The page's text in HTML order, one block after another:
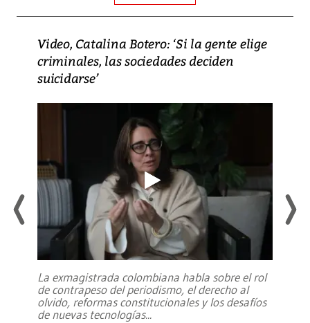
Video, Catalina Botero: ‘Si la gente elige
criminales, las sociedades deciden
suicidarse’
La exmagistrada colombiana habla sobre el rol
de contrapeso del periodismo, el derecho al
olvido, reformas constitucionales y los desafíos
de nuevas tecnologías...